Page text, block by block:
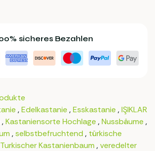
sicheres Bezahlen
,Edelkastanie ,Esskastanie ,IŞIKLAR
,Kastaniensorte Hochlage ,Nussbäume ,
,selbstbefruchtend , türkische
Turkischer Kastanienbaum ,veredelter